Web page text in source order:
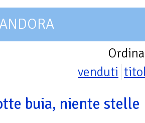
venduti
buia, niente stelle